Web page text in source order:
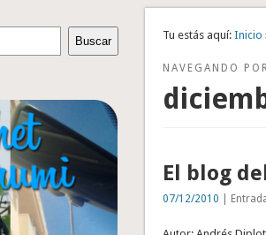
Tu estás aquí: Inicio
NAVEGANDO
El blog
07/12/2010 |
Buscar